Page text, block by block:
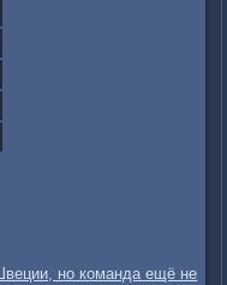
но команда ещё не